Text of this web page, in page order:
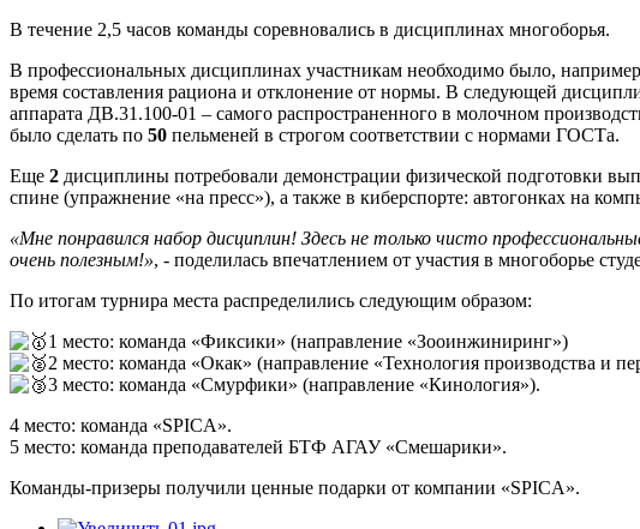
В течение 2,5 часов команды соревновались в дисциплинах многоборья.
В профессиональных дисциплинах участникам необходимо было,
время составления рациона и отклонение от нормы. В следующей
аппарата ДВ.31.100-01 – самого распространенного в молочном
было сделать по 50 пельменей в строгом соответствии с нормами ГОСТа.
Еще 2 дисциплины потребовали демонстрации физической подготовки
спине (упражнение «на пресс»), а также в киберспорте: автогонках на
«Мне понравился набор дисциплин! Здесь не только чисто
очень полезным!», - поделилась впечатлением от участия в многоборье
По итогам турнира места распределились следующим образом:
1 место: команда «Фиксики» (направление «Зооинжиниринг»)
2 место: команда «Окак» (направление «Технология производства и
3 место: команда «Смурфики» (направление «Кинология»).
4 место: команда «SPICA».
5 место: команда преподавателей БТФ АГАУ «Смешарики».
Команды-призеры получили ценные подарки от компании «SPICA».